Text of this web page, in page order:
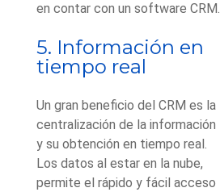
en contar con un software CRM.
5. Información en
tiempo real
Un gran beneficio del CRM es la
centralización de la información
y su obtención en tiempo real.
Los datos al estar en la nube,
permite el rápido y fácil acceso